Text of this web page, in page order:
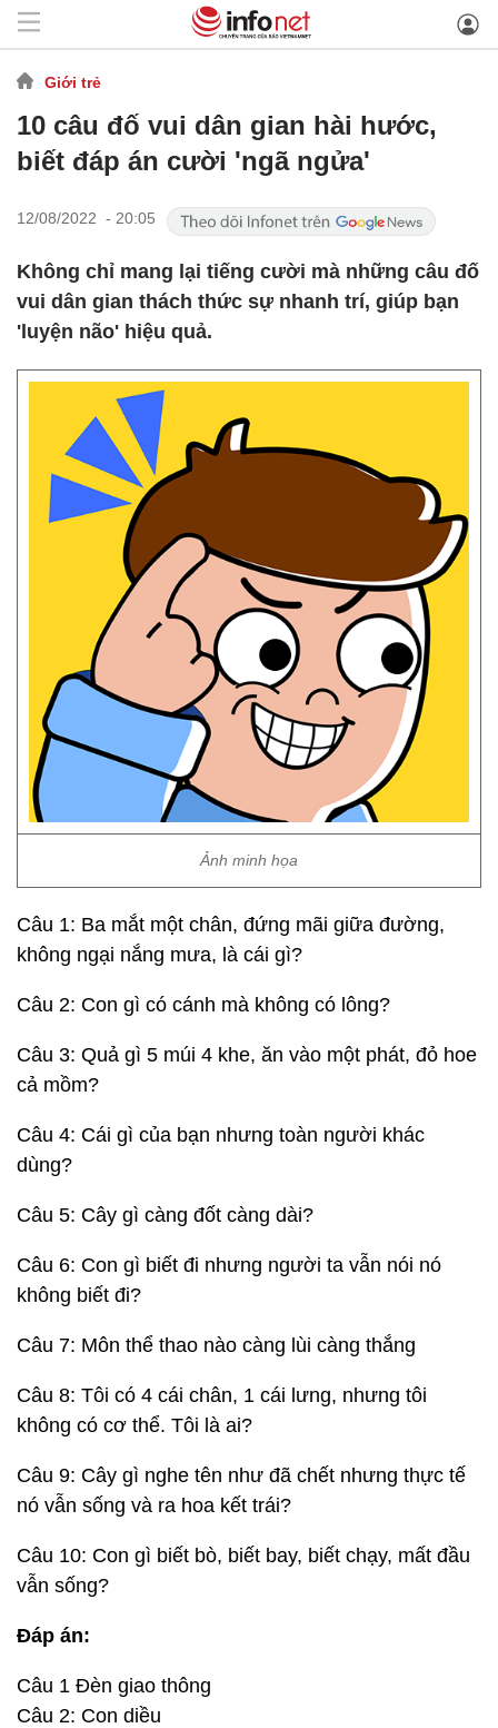
Giới trẻ
10 câu đố vui dân gian hài hước,
biết đáp án cười 'ngã ngửa'
12/08/2022 - 20:05
Không chỉ mang lại tiếng cười mà những câu đố
vui dân gian thách thức sự nhanh trí, giúp bạn
'luyện não' hiệu quả.
Ảnh minh họa
Câu 1: Ba mắt một chân, đứng mãi giữa đường,
không ngại nắng mưa, là cái gì?
Câu 2: Con gì có cánh mà không có lông?
Câu 3: Quả gì 5 múi 4 khe, ăn vào một phát, đỏ hoe
cả mồm?
Câu 4: Cái gì của bạn nhưng toàn người khác
dùng?
Câu 5: Cây gì càng đốt càng dài?
Câu 6: Con gì biết đi nhưng người ta vẫn nói nó
không biết đi?
Câu 7: Môn thể thao nào càng lùi càng thắng
Câu 8: Tôi có 4 cái chân, 1 cái lưng, nhưng tôi
không có cơ thể. Tôi là ai?
Câu 9: Cây gì nghe tên như đã chết nhưng thực tế
nó vẫn sống và ra hoa kết trái?
Câu 10: Con gì biết bò, biết bay, biết chạy, mất đầu
vẫn sống?
Đáp án:
Câu 1 Đèn giao thông
Câu 2: Con diều